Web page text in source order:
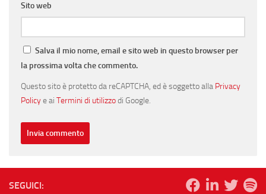
Sito web
Salva il mio nome, email e sito web in questo browser per
la prossima volta che commento.
Questo sito è protetto da reCAPTCHA, ed è soggetto alla Privacy
Policye ai Termini di utilizzodi Google.
SEGUICI: